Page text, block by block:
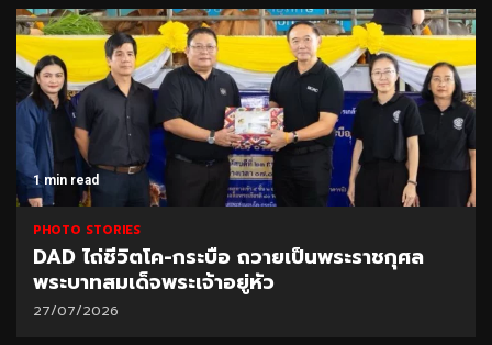
1 min read
PHOTO STORIES
DAD ไถ่ชีวิตโค-กระบือ ถวายเป็นพระราชกุศล
พระบาทสมเด็จพระเจ้าอยู่หัว
27/07/2026